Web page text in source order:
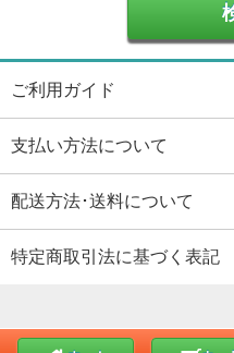
ご利用ガイド
支払い方法について
配送方法･送料について
特定商取引法に基づく表記